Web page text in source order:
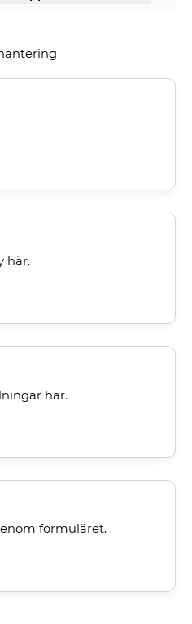
här.
här.
formuläret.